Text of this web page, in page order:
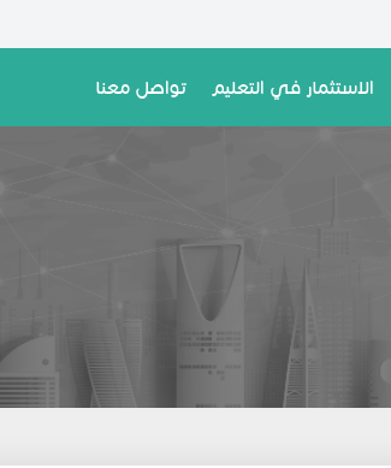
الاستثمار في التعليم تواصل معنا